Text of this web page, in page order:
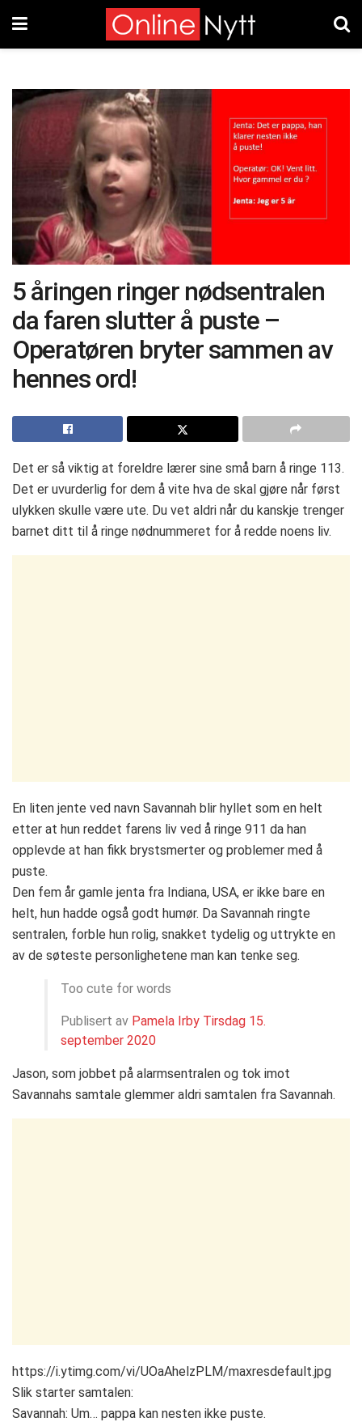
5 åringen ringer nødsentralen
da faren slutter å puste –
Operatøren bryter sammen av
hennes ord!
Det er så viktig at foreldre lærer sine små barn å ringe 113.
Det er uvurderlig for dem å vite hva de skal gjøre når først
ulykken skulle være ute. Du vet aldri når du kanskje trenger
barnet ditt til å ringe nødnummeret for å redde noens liv.
En liten jente ved navn Savannah blir hyllet som en helt
etter at hun reddet farens liv ved å ringe 911 da han
opplevde at han fikk brystsmerter og problemer med å
puste.
Den fem år gamle jenta fra Indiana, USA, er ikke bare en
helt, hun hadde også godt humør. Da Savannah ringte
sentralen, forble hun rolig, snakket tydelig og uttrykte en
av de søteste personlighetene man kan tenke seg.
Too cute for words
Publisert av Pamela Irby Tirsdag 15.
september 2020
Jason, som jobbet på alarmsentralen og tok imot
Savannahs samtale glemmer aldri samtalen fra Savannah.
https://i.ytimg.com/vi/UOaAhelzPLM/maxresdefault.jpg
Slik starter samtalen:
Savannah: Um… pappa kan nesten ikke puste.